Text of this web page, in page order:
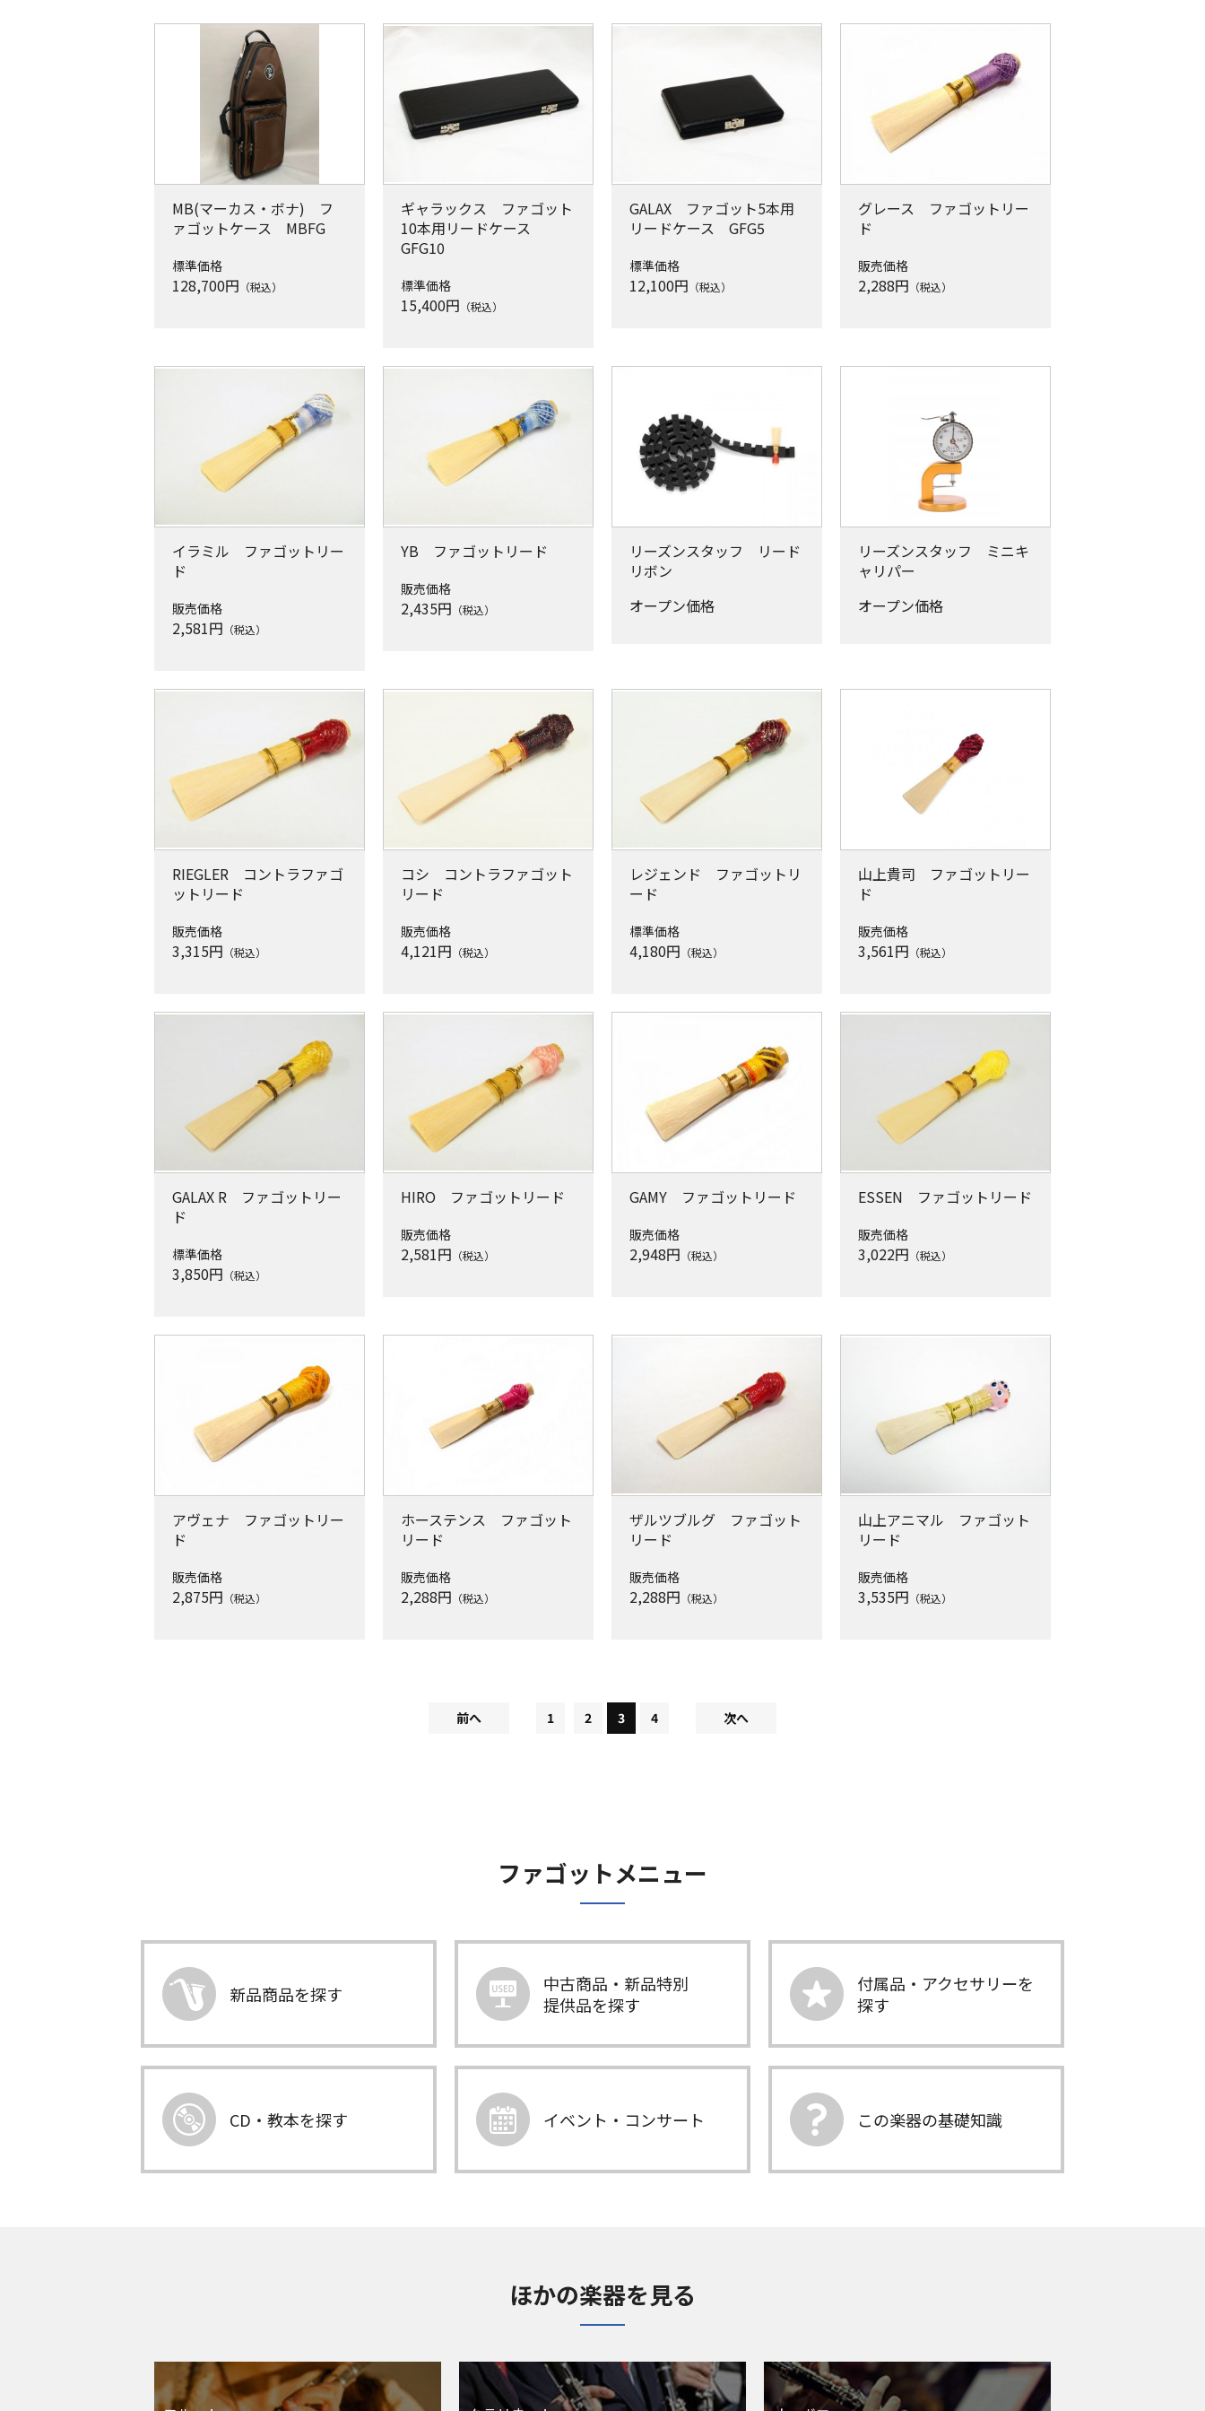
MB(マーカス・ボナ) フ
ァゴットケース MBFG
標準価格
128,700円 （税込）
ギャラックス ファゴット
10本用リードケース
GFG10
標準価格
15,400円 （税込）
GALAX ファゴット5本用
リードケース GFG5
標準価格
12,100円 （税込）
グレース ファゴットリー
ド
販売価格
2,288円 （税込）
イラミル ファゴットリー
ド
販売価格
2,581円 （税込）
YB ファゴットリード
販売価格
2,435円 （税込）
リーズンスタッフ リード
リボン
オープン価格
リーズンスタッフ ミニキ
ャリパー
オープン価格
RIEGLER コントラファゴ
ットリード
販売価格
3,315円 （税込）
コシ コントラファゴット
リード
販売価格
4,121円 （税込）
レジェンド ファゴットリ
ード
標準価格
4,180円 （税込）
山上貴司 ファゴットリー
ド
販売価格
3,561円 （税込）
GALAX R ファゴットリー
ド
標準価格
3,850円 （税込）
HIRO ファゴットリード
販売価格
2,581円 （税込）
GAMY ファゴットリード
販売価格
2,948円 （税込）
ESSEN ファゴットリード
販売価格
3,022円 （税込）
アヴェナ ファゴットリー
ド
販売価格
2,875円 （税込）
ホーステンス ファゴット
リード
販売価格
2,288円 （税込）
ザルツブルグ ファゴット
リード
販売価格
2,288円 （税込）
山上アニマル ファゴット
リード
販売価格
3,535円 （税込）
前へ 1 2 3 4 次へ
ファゴットメニュー
新品商品を探す
中古商品・新品特別
提供品を探す
付属品・アクセサリーを
探す
CD・教本を探す イベント・コンサート この楽器の基礎知識
ほかの楽器を見る